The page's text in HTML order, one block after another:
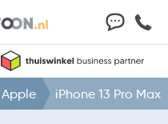
Apple iPhone 13 Pro Max